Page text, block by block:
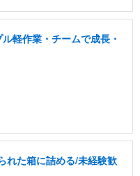
軽作業・チームで成長・
れた箱に詰める/未経験歓